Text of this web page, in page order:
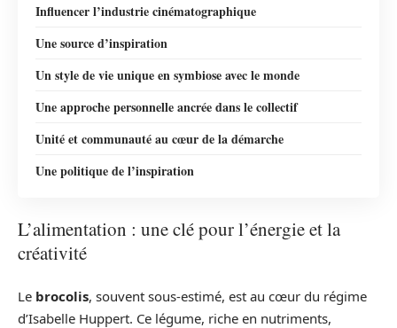
Influencer l’industrie cinématographique
Une source d’inspiration
Un style de vie unique en symbiose avec le monde
Une approche personnelle ancrée dans le collectif
Unité et communauté au cœur de la démarche
Une politique de l’inspiration
L’alimentation : une clé pour l’énergie et la
créativité
Le brocolis, souvent sous-estimé, est au cœur du régime
d’Isabelle Huppert. Ce légume, riche en nutriments,